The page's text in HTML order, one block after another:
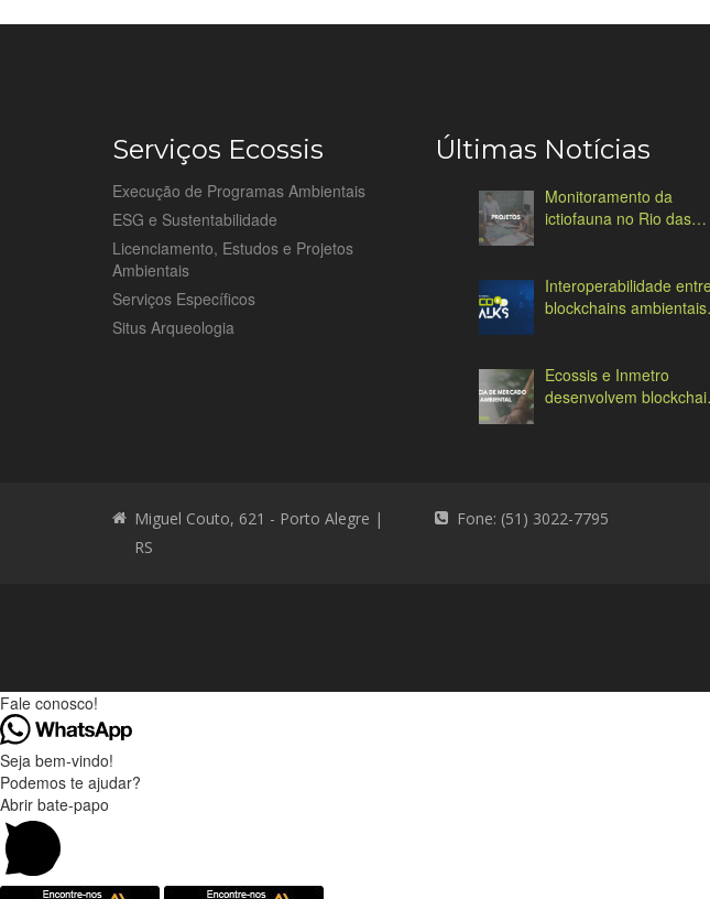
Serviços Ecossis
Execução de Programas Ambientais
ESG e Sustentabilidade
Licenciamento, Estudos e Projetos
Ambientais
Serviços Específicos
Situs Arqueologia
Últimas Notícias
Monitoramento da
ictiofauna no Rio das
Interoperabilidade
blockchains ambientais:
Ecossis e Inmetro
desenvolvem
Miguel Couto, 621 - Porto Alegre |
RS
Fone: (51) 3022-7795
Fale conosco!
Seja bem-vindo!
Podemos te ajudar?
Abrir bate-papo